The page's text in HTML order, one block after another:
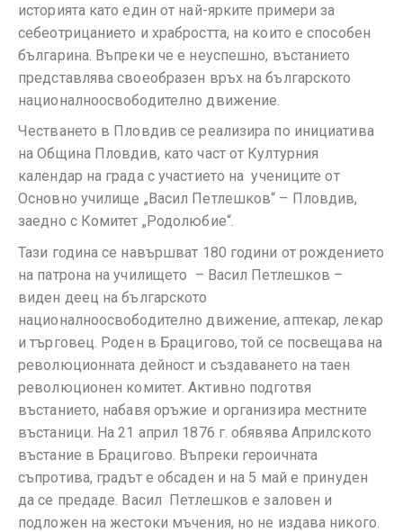
историята като един от най-ярките примери за
себеотрицанието и храбростта, на които е способен
българина. Въпреки че е неуспешно, въстанието
представлява своеобразен връх на българското
националноосвободително движение.
Честването в Пловдив се реализира по инициатива
на Община Пловдив, като част от Културния
календар на града с участието на учениците от
Основно училище „Васил Петлешков“ – Пловдив,
заедно с Комитет „Родолюбие“.
Тази година се навършват 180 години от рождението
на патрона на училището – Васил Петлешков –
виден деец на българското
националноосвободително движение, аптекар, лекар
и търговец. Роден в Брацигово, той се посвещава на
революционната дейност и създаването на таен
революционен комитет. Активно подготвя
въстанието, набавя оръжие и организира местните
въстаници. На 21 април 1876 г. обявява Априлското
въстание в Брацигово. Въпреки героичната
съпротива, градът е обсаден и на 5 май е принуден
да се предаде. Васил Петлешков е заловен и
подложен на жестоки мъчения, но не издава никого.